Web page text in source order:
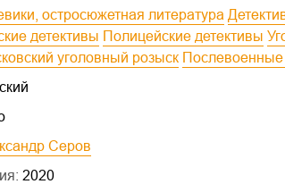
остросюжетная литература
детективы
Полицейские детективы
уголовный розыск
Серов
2020